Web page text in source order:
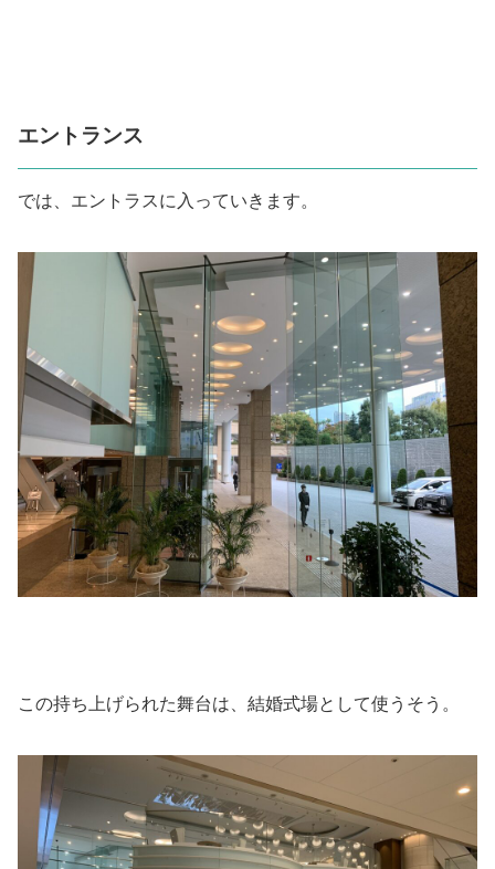
エントランス
では、エントラスに入っていきます。
この持ち上げられた舞台は、結婚式場として使うそう。